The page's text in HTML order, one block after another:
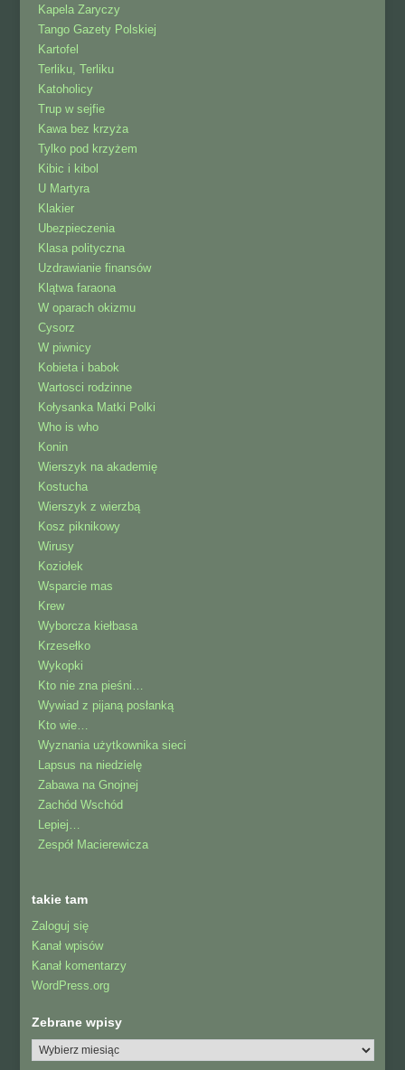
Kapela Zaryczy
Tango Gazety Polskiej
Kartofel
Terliku, Terliku
Katoholicy
Trup w sejfie
Kawa bez krzyża
Tylko pod krzyżem
Kibic i kibol
U Martyra
Klakier
Ubezpieczenia
Klasa polityczna
Uzdrawianie finansów
Klątwa faraona
W oparach okizmu
Cysorz
W piwnicy
Kobieta i babok
Wartosci rodzinne
Kołysanka Matki Polki
Who is who
Konin
Wierszyk na akademię
Kostucha
Wierszyk z wierzbą
Kosz piknikowy
Wirusy
Koziołek
Wsparcie mas
Krew
Wyborcza kiełbasa
Krzesełko
Wykopki
Kto nie zna pieśni…
Wywiad z pijaną posłanką
Kto wie…
Wyznania użytkownika sieci
Lapsus na niedzielę
Zabawa na Gnojnej
Zachód Wschód
Lepiej…
Zespół Macierewicza
takie tam
Zaloguj się
Kanał wpisów
Kanał komentarzy
WordPress.org
Zebrane wpisy